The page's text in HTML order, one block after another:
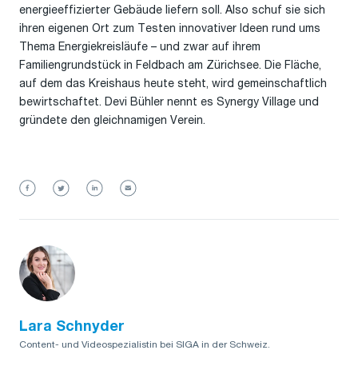
energieeffizierter Gebäude liefern soll. Also schuf sie sich
ihren eigenen Ort zum Testen innovativer Ideen rund ums
Thema Energiekreisläufe – und zwar auf ihrem
Familiengrundstück in Feldbach am Zürichsee. Die Fläche,
auf dem das Kreishaus heute steht, wird gemeinschaftlich
bewirtschaftet. Devi Bühler nennt es Synergy Village und
gründete den gleichnamigen Verein.
Lara Schnyder
Content- und Videospezialistin bei SIGA in der Schweiz.